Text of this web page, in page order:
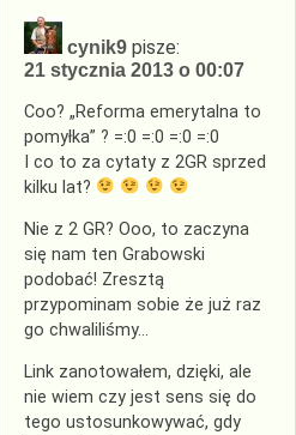
cynik9 pisze:
21 stycznia 2013 o 00:07
Coo? „Reforma emerytalna to
pomyłka” ? =:0 =:0 =:0 =:0
I co to za cytaty z 2GR sprzed
kilku lat?
Nie z 2 GR? Ooo, to zaczyna
się nam ten Grabowski
podobać! Zresztą
przypominam sobie że już raz
go chwaliliśmy…
Link zanotowałem, dzięki, ale
nie wiem czy jest sens się do
tego ustosunkowywać, gdy